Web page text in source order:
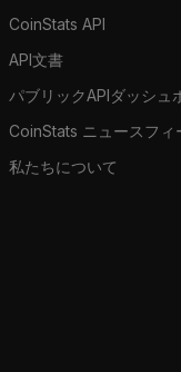
CoinStats API
API文書
パブリックAPIダッシュ
CoinStats ニュースフィ
私たちについて